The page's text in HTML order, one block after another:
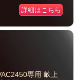
詳細はこちら
専用 畝上